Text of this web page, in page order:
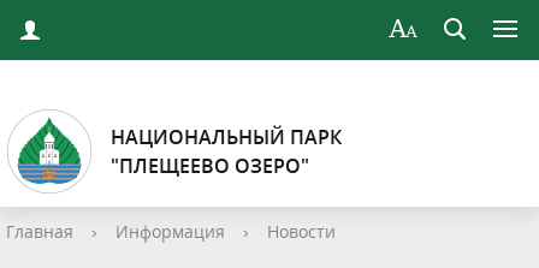
НАЦИОНАЛЬНЫЙ ПАРК
"ПЛЕЩЕЕВО ОЗЕРО"
Главная › Информация › Новости